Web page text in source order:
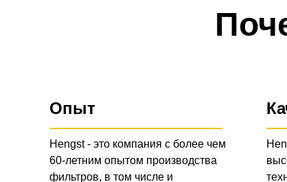
Опыт
Hengst - это компания с более чем
60-летним опытом производства
фильтров, в том числе и